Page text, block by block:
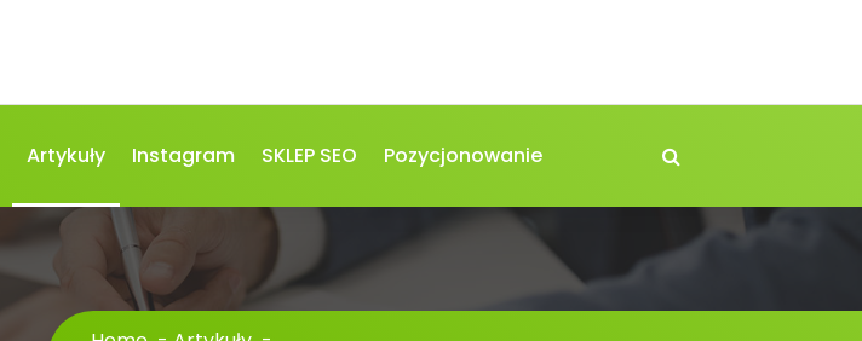
Artykuły Instagram SKLEP SEO Pozycjonowanie